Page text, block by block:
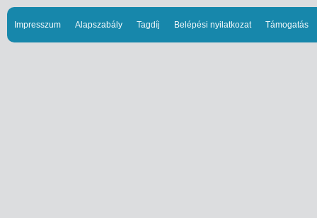
Impresszum Alapszabály Tagdíj Belépési nyilatkozat Támogatás